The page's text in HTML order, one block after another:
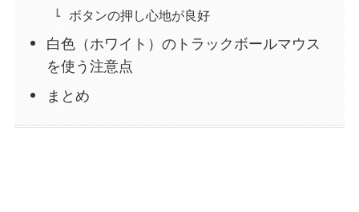
ボタンの押し心地が良好
白色（ホワイト）のトラックボールマウス
を使う注意点
まとめ